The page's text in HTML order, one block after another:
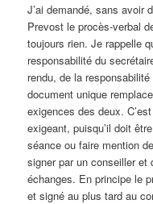
J’ai demandé, sans avoir
Prevost le procès-verbal
toujours rien. Je rappelle
responsabilité du
rendu, de la
document unique
exigences des deux.
exigeant, puisqu’il doit
séance ou faire mention
signer par un conseiller et
échanges. En principe le
et signé au plus tard au